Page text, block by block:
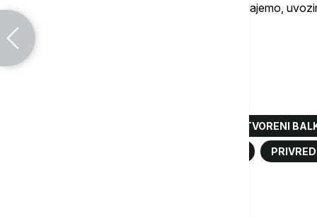
zemljama, ne na način samo da nešo prodajemo,
INICIJATIVA OTVORENI